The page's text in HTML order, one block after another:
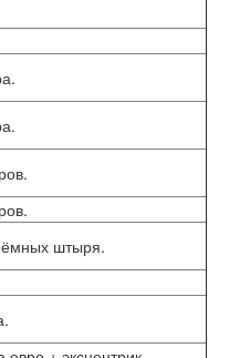
штыря.